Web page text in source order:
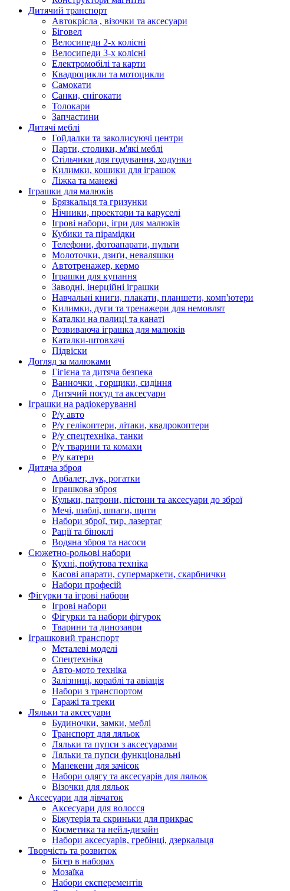
Дитячий транспорт
Автокрісла , візочки та аксесуари
Біговел
Велосипеди 2-х колісні
Велосипеди 3-х колісні
Електромобілі та карти
Квадроцикли та мотоцикли
Самокати
Санки, снігокати
Толокари
Запчастини
Дитячі меблі
Гойдалки та заколисуючі центри
Парти, столики, м'які меблі
Стільчики для годування, ходунки
Килимки, кошики для іграшок
Ліжка та манежі
Іграшки для малюків
Брязкальця та гризунки
Нічники, проектори та каруселі
Ігрові набори, ігри для малюків
Кубики та пірамідки
Телефони, фотоапарати, пульти
Молоточки, дзиґи, неваляшки
Автотренажер, кермо
Іграшки для купання
Заводні, інерційні іграшки
Навчальні книги, плакати, планшети, комп'ютери
Килимки, дуги та тренажери для немовлят
Каталки на палиці та канаті
Розвиваюча іграшка для малюків
Каталки-штовхачі
Підвіски
Догляд за малюками
Гігієна та дитяча безпека
Ванночки , горщики, сидіння
Дитячий посуд та аксесуари
Іграшки на радіокеруванні
Р/у авто
Р/у гелікоптери, літаки, квадрокоптери
Р/у спецтехніка, танки
Р/у тварини та комахи
Р/у катери
Дитяча зброя
Арбалет, лук, рогатки
Іграшкова зброя
Кульки, патрони, пістони та аксесуари до зброї
Мечі, шаблі, шпаги, щити
Набори зброї, тир, лазертаг
Рації та біноклі
Водяна зброя та насоси
Сюжетно-рольові набори
Кухні, побутова техніка
Касові апарати, супермаркети, скарбнички
Набори професій
Фігурки та ігрові набори
Ігрові набори
Фігурки та набори фігурок
Тварини та динозаври
Іграшковий транспорт
Металеві моделі
Спецтехніка
Авто-мото техніка
Залізниці, кораблі та авіація
Набори з транспортом
Гаражі та треки
Ляльки та аксесуари
Будиночки, замки, меблі
Транспорт для ляльок
Ляльки та пупси з аксесуарами
Ляльки та пупси функціональні
Манекени для зачісок
Набори одягу та аксесуарів для ляльок
Візочки для ляльок
Аксесуари для дівчаток
Аксесуари для волосся
Біжутерія та скриньки для прикрас
Косметика та нейл-дизайн
Набори аксесуарів, гребінці, дзеркальця
Творчість та розвиток
Бісер в наборах
Мозаїка
Набори експерементів